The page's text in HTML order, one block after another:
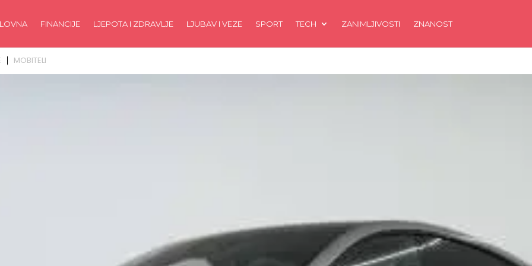
FINANCIJE LJEPOTA I ZDRAVLJE LJUBAV I VEZE SPORT TECH ZANIMLJIVOSTI ZNANOST